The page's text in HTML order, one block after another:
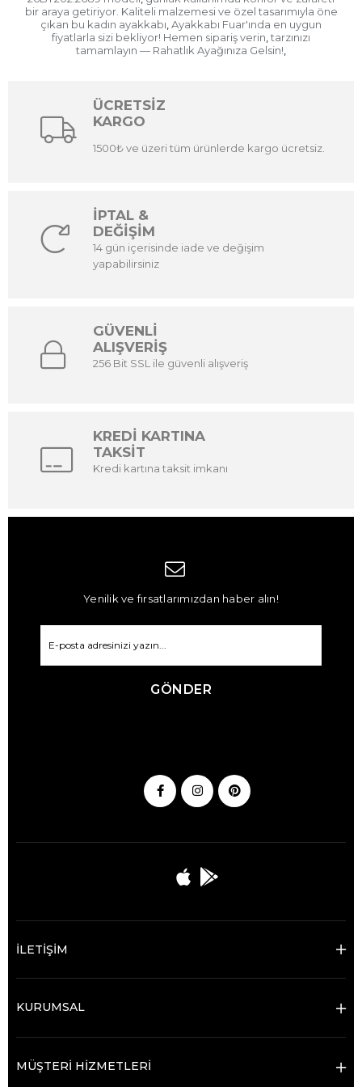
bir araya getiriyor. Kaliteli malzemesi ve özel tasarımıyla öne
çıkan bu kadın ayakkabı Ayakkabı Fuar'ında en uygun
fiyatlarla sizi bekliyor! Hemen sipariş verin tarzınızı
tamamlayın — Rahatlık Ayağınıza Gelsin!
ÜCRETSİZ
KARGO
1500₺ ve üzeri tüm ürünlerde kargo ücretsiz.
İPTAL &
DEĞİŞİM
14 gün içerisinde iade ve değişim
yapabilirsiniz
GÜVENLİ
ALIŞVERİŞ
256 Bit SSL ile güvenli alışveriş
KREDİ KARTINA
TAKSİT
Kredi kartına taksit imkanı
Yenilik ve fırsatlarımızdan haber alın!
GÖNDER
İLETİŞİM
KURUMSAL
MÜŞTERİ HİZMETLERİ